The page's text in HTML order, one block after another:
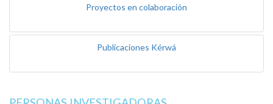
Proyectos en colaboración
Publicaciones Kérwá